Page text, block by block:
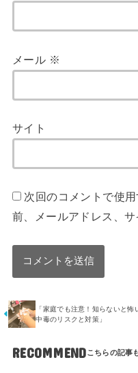
メール ※
サイト
次回のコメントで使
前、メールアドレス、サ
「家庭でも注意！知らないと怖
中毒のリスクと対策」
RECOMMEND